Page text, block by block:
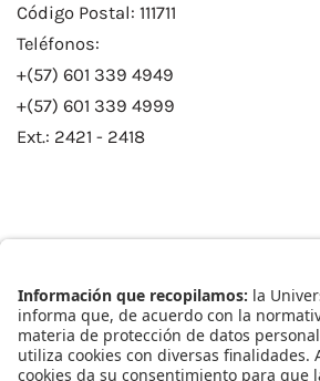
Código Postal: 111711
Teléfonos:
+(57) 601 339 4949
+(57) 601 339 4999
Ext.: 2421 - 2418
Catálogo de Datos